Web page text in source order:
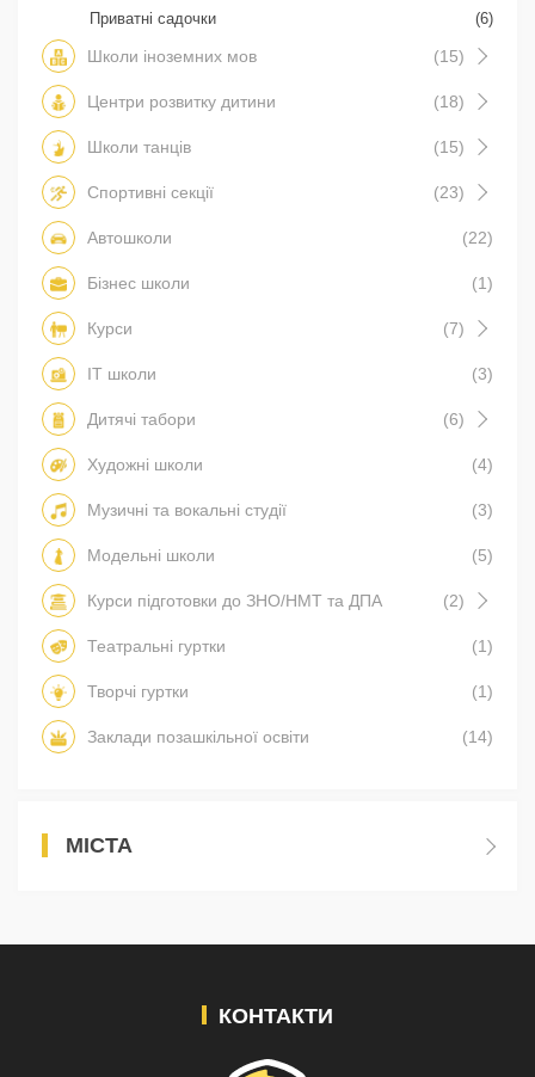
Приватні садочки
(6)
Школи іноземних мов (15)
Центри розвитку дитини (18)
Школи танців (15)
Спортивні секції (23)
Автошколи (22)
Бізнес школи (1)
Курси (7)
IT школи (3)
Дитячі табори (6)
Художні школи (4)
Музичні та вокальні студії (3)
Модельні школи (5)
Курси підготовки до ЗНО/НМТ та ДПА (2)
Театральні гуртки (1)
Творчі гуртки (1)
Заклади позашкільної освіти (14)
МІСТА
КОНТАКТИ